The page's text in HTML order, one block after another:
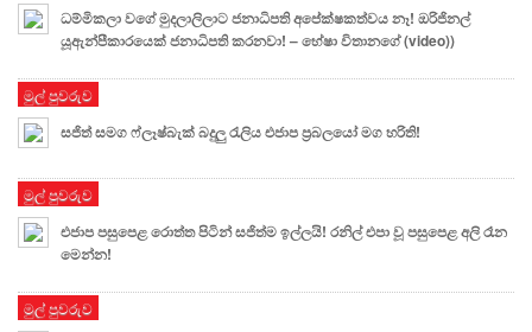
ධම්මිකලා වගේ මුදලාලිලාට ජනාධිපති අපේක්ෂකත්වය නෑ! ඔරිජිනල්
යූඇන්පීකාරයෙක් ජනාධිපති කරනවා! – හේෂා විතානගේ (video))
මුල් පුවරුව
සජිත් සමග ෆ්ලෑෂ්බැක් බදුලු රැලිය එජාප ප්‍රබලයෝ මග හරිති!
මුල් පුවරුව
එජාප පසුපෙළ රොත්ත පිටින් සජිත්ම ඉල්ලයි! රනිල් එපා වූ පසුපෙළ අලි රෑන
මෙන්න!
මුල් පුවරුව